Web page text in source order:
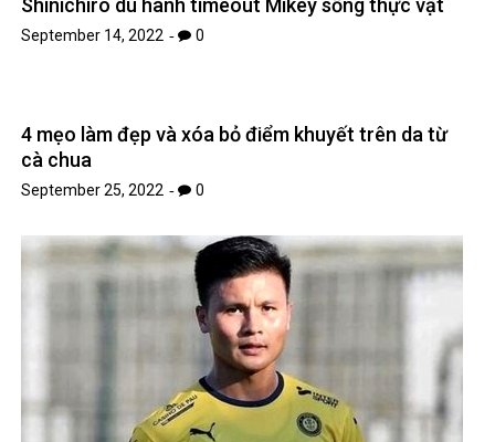
Shinichiro du hành timeout Mikey sống thực vật
September 14, 2022 0
4 mẹo làm đẹp và xóa bỏ điểm khuyết trên da từ
cà chua
September 25, 2022 0